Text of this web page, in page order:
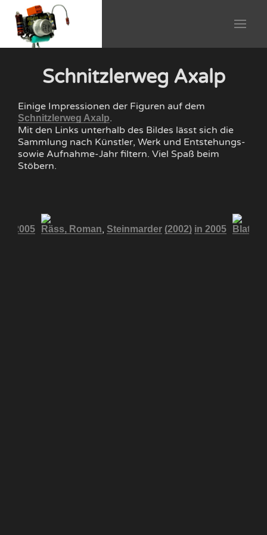
Schnitzlerweg Axalp
Einige Impressionen der Figuren auf dem
Schnitzlerweg Axalp.
Mit den Links unterhalb des Bildes lässt sich die
Sammlung nach Künstler, Werk und Entstehungs-
sowie Aufnahme-Jahr filtern. Viel Spaß beim
Stöbern.
in 2005 Räss, Roman, Steinmarder (2002) in 2005